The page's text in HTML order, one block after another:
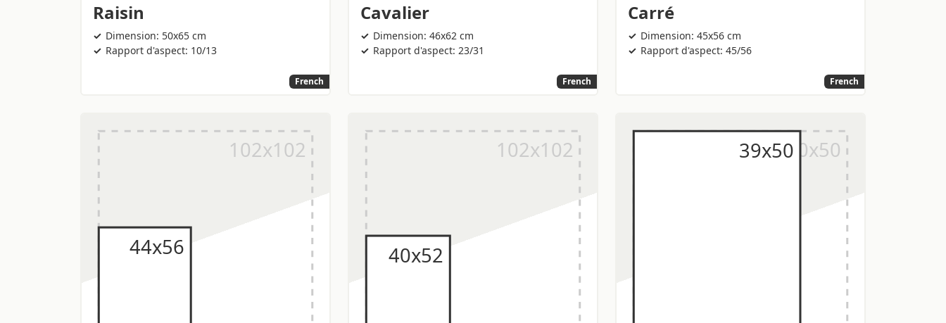
Raisin
Dimension: 50x65 cm
Rapport d'aspect: 10/13
French
Cavalier
Dimension: 46x62 cm
Rapport d'aspect: 23/31
French
Carré
Dimension: 45x56 cm
Rapport d'aspect: 45/56
French